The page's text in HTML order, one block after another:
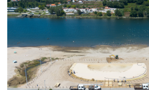
para
observar
eclipse
solar
esgotam
em
menos